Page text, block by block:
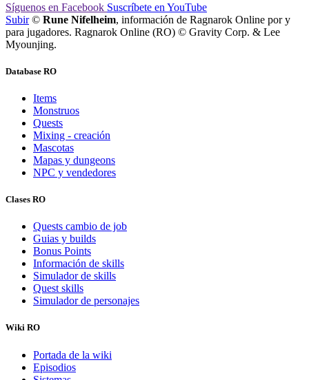
Síguenos en Facebook Suscríbete en YouTube
Subir© Rune Nifelheim, información de Ragnarok Online por y
para jugadores. Ragnarok Online (RO) © Gravity Corp. & Lee
Myounjing.
Database RO
Items
Monstruos
Quests
Mixing - creación
Mascotas
Mapas y dungeons
NPC y vendedores
Clases RO
Quests cambio de job
Guias y builds
Bonus Points
Información de skills
Simulador de skills
Quest skills
Simulador de personajes
Wiki RO
Portada de la wiki
Episodios